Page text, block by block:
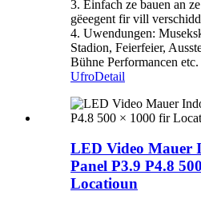
3. Einfach ze bauen an
gëeegent fir vill
4. Uwendungen:
Stadion, Feierfeier,
Bühne Performancen etc.
UfroDetail
LED Video Mauer
Panel P3.9 P4.8
Locatioun